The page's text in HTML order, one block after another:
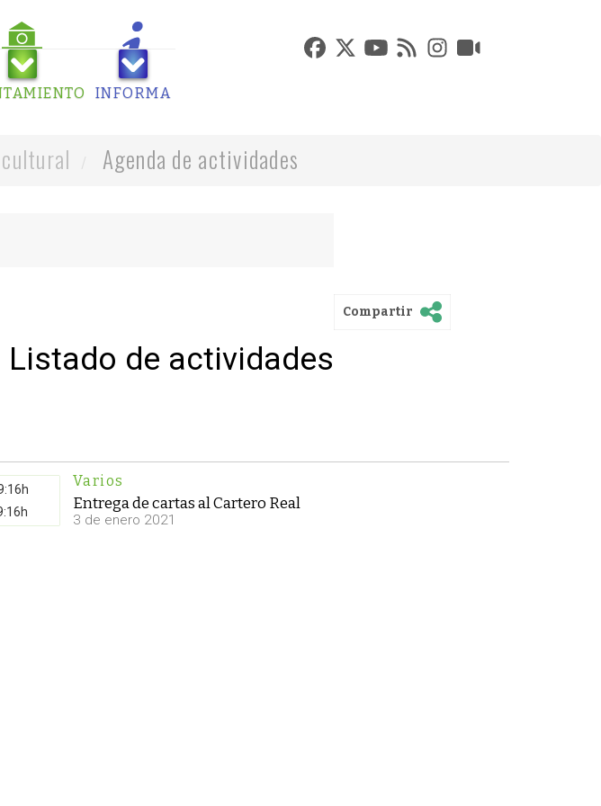
INFORMA
Agenda de actividades
Compartir
Listado de actividades
Varios
Entrega de cartas al Cartero Real
3 de enero 2021